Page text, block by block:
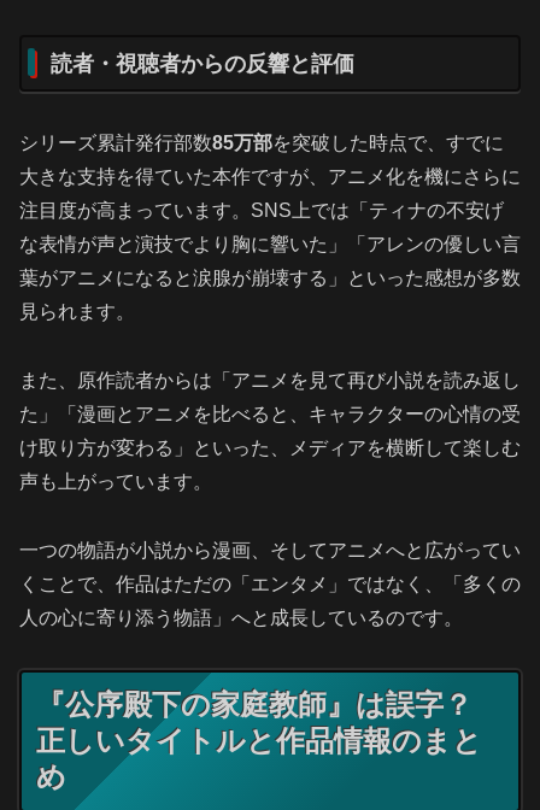
読者・視聴者からの反響と評価
シリーズ累計発行部数85万部を突破した時点で、すでに
大きな支持を得ていた本作ですが、アニメ化を機にさらに
注目度が高まっています。SNS上では「ティナの不安げ
な表情が声と演技でより胸に響いた」「アレンの優しい言
葉がアニメになると涙腺が崩壊する」といった感想が多数
見られます。
また、原作読者からは「アニメを見て再び小説を読み返し
た」「漫画とアニメを比べると、キャラクターの心情の受
け取り方が変わる」といった、メディアを横断して楽しむ
声も上がっています。
一つの物語が小説から漫画、そしてアニメへと広がってい
くことで、作品はただの「エンタメ」ではなく、「多くの
人の心に寄り添う物語」へと成長しているのです。
『公序殿下の家庭教師』は誤字？
正しいタイトルと作品情報のまと
め